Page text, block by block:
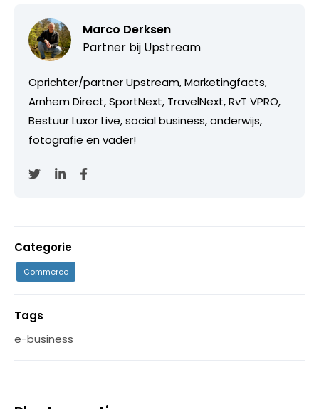
Marco Derksen
Partner bij Upstream
Oprichter/partner Upstream, Marketingfacts,
Arnhem Direct, SportNext, TravelNext, RvT VPRO,
Bestuur Luxor Live, social business, onderwijs,
fotografie en vader!
Categorie
Commerce
Tags
e-business